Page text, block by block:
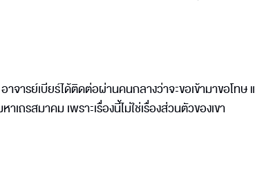
ารย์เบียร์ได้ติดต่อผ่านคนกลางว่าจะขอเข้ามาขอโทษ
ถรสมาคม เพราะเรื่องนี้ไม่ใช่เรื่องส่วนตัวของเขา